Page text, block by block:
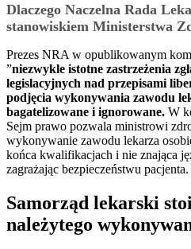
Dlaczego Naczelna Rada
stanowiskiem Ministerstwa
Prezes NRA w opublikowanym
”niezwykle istotne zastrzeżenia
legislacyjnych nad przepisami
podjęcia wykonywania zawodu
bagatelizowane i ignorowane. W
Sejm prawo pozwala ministrowi
wykonywanie zawodu lekarza
końca kwalifikacjach i nie znająca
zagrażając bezpieczeństwu pacjenta.
Samorząd lekarski
należytego